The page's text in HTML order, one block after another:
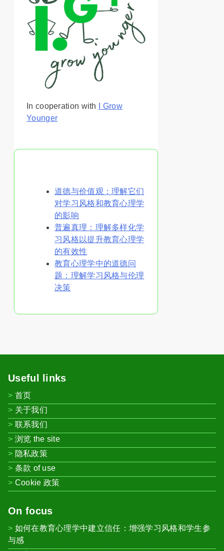
In cooperation with
I Grow
Younger
道德与价值观：理解它们
对学习风格和教育心理学
的影响
普遍真理：理解多样化学
习风格以提升教育心理学
的有效性
教育心理学中的道德问
题：理解学习风格与伦理
决策
Useful links
首页
关于我们
联系我们
浏览 the site
隐私政策
条款 of use
Cookie 政策
On focus
如何在教育心理学中建立信任：增强学习风格和学生参
与感